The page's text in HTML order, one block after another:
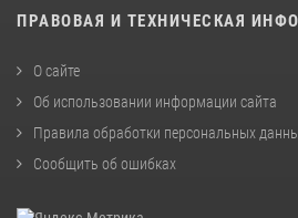
ПРАВОВАЯ И ТЕХНИЧЕСКАЯ
О сайте
Об использовании информации сайта
Правила обработки персональных
Сообщить об ошибках